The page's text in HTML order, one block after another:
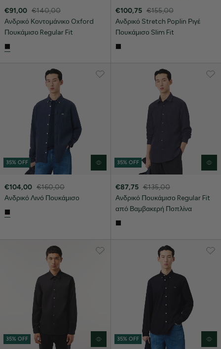
€91,00 €140,00
Ανδρικό Κοντομάνικο Oxford
Πουκάμισο Regular Fit
€100,75 €155,00
Ανδρικό Stretch Poplin Ριγέ
Πουκάμισο Slim Fit
35% OFF
€104,00 €160,00
Ανδρικό Λινό Πουκάμισο
35% OFF
€87,75 €135,00
Ανδρικό Πουκάμισο Regular Fit
από Βαμβακερή Ποπλίνα
35% OFF 35% OFF